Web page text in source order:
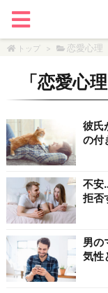
トップ > 恋愛心理
「恋愛心理
彼氏
の付
不安
拒否
男の
気性